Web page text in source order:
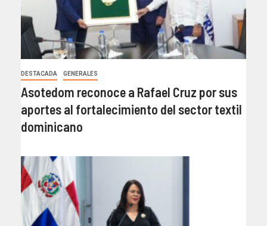
DESTACADA GENERALES
Asotedom reconoce a Rafael Cruz por sus
aportes al fortalecimiento del sector textil
dominicano